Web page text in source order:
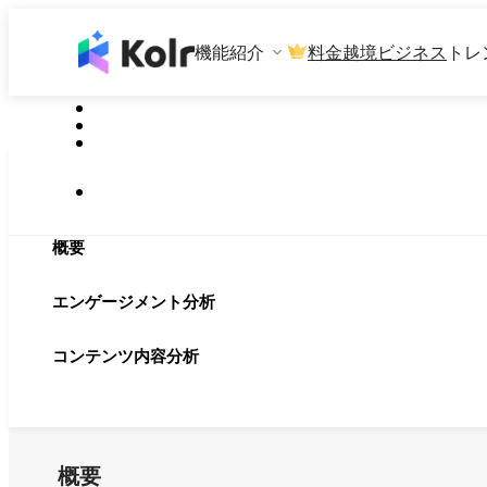
機能紹介 料金越境ビジネス ト
概要
エンゲージメント分析
コンテンツ内容分析
概要